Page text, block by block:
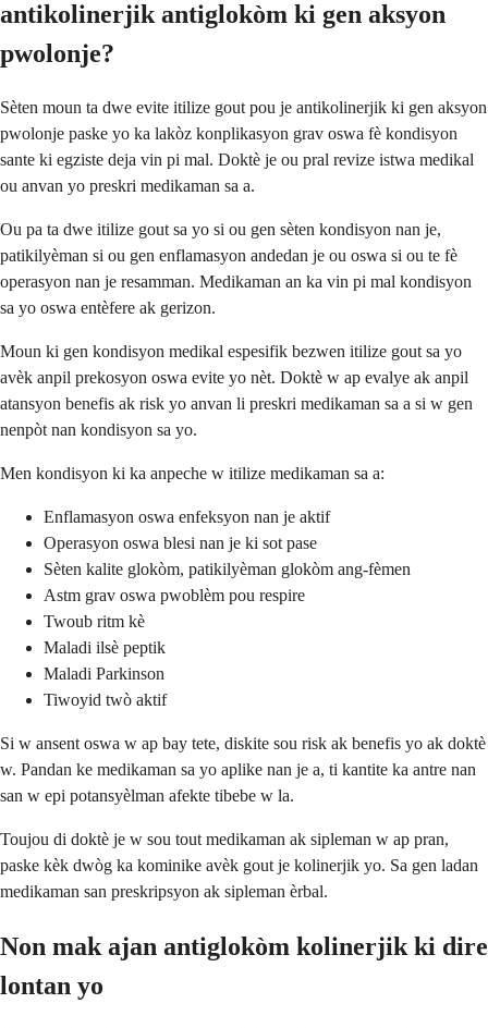
antikolinerjik antiglokòm ki gen aksyon
pwolonje?
Sèten moun ta dwe evite itilize gout pou je antikolinerjik ki gen aksyon
pwolonje paske yo ka lakòz konplikasyon grav oswa fè kondisyon
sante ki egziste deja vin pi mal. Doktè je ou pral revize istwa medikal
ou anvan yo preskri medikaman sa a.
Ou pa ta dwe itilize gout sa yo si ou gen sèten kondisyon nan je,
patikilyèman si ou gen enflamasyon andedan je ou oswa si ou te fè
operasyon nan je resamman. Medikaman an ka vin pi mal kondisyon
sa yo oswa entèfere ak gerizon.
Moun ki gen kondisyon medikal espesifik bezwen itilize gout sa yo
avèk anpil prekosyon oswa evite yo nèt. Doktè w ap evalye ak anpil
atansyon benefis ak risk yo anvan li preskri medikaman sa a si w gen
nenpòt nan kondisyon sa yo.
Men kondisyon ki ka anpeche w itilize medikaman sa a:
Enflamasyon oswa enfeksyon nan je aktif
Operasyon oswa blesi nan je ki sot pase
Sèten kalite glokòm, patikilyèman glokòm ang-fèmen
Astm grav oswa pwoblèm pou respire
Twoub ritm kè
Maladi ilsè peptik
Maladi Parkinson
Tiwoyid twò aktif
Si w ansent oswa w ap bay tete, diskite sou risk ak benefis yo ak doktè
w. Pandan ke medikaman sa yo aplike nan je a, ti kantite ka antre nan
san w epi potansyèlman afekte tibebe w la.
Toujou di doktè je w sou tout medikaman ak sipleman w ap pran,
paske kèk dwòg ka kominike avèk gout je kolinerjik yo. Sa gen ladan
medikaman san preskripsyon ak sipleman èrbal.
Non mak ajan antiglokòm kolinerjik ki dire
lontan yo